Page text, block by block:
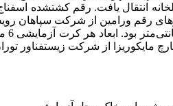
انتقال یافت. رقم کشتشده
مایکوریزا از شرکت زیستفناور